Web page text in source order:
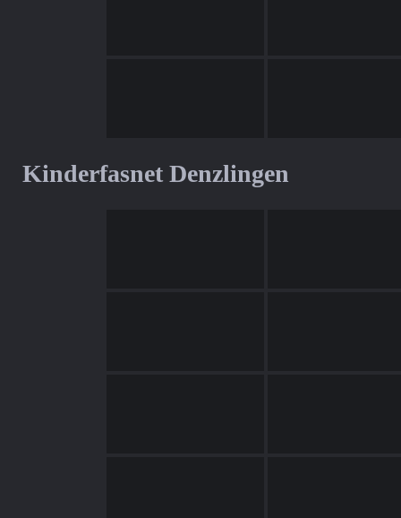
Kinderfasnet Denzlingen